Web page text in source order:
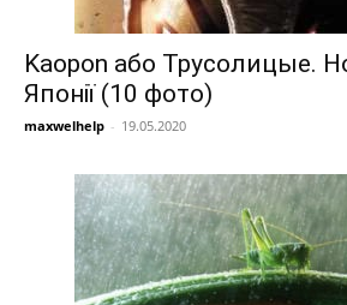
Kaopon або Трусолицые.
Японії (10 фото)
maxwelhelp - 19.05.2020